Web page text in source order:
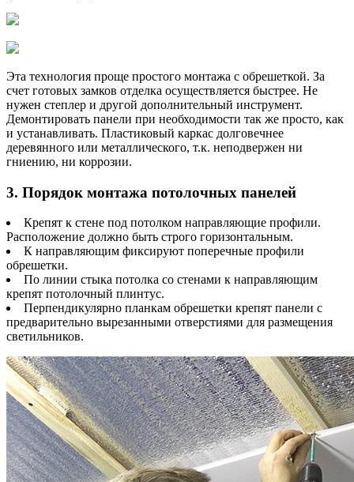
Эта технология проще простого монтажа с обрешеткой. За
счет готовых замков отделка осуществляется быстрее. Не
нужен степлер и другой дополнительный инструмент.
Демонтировать панели при необходимости так же просто, как
и устанавливать. Пластиковый каркас долговечнее
деревянного или металлического, т.к. неподвержен ни
гниению, ни коррозии.
3. Порядок монтажа потолочных панелей
Крепят к стене под потолком направляющие профили.
Расположение должно быть строго горизонтальным.
К направляющим фиксируют поперечные профили
обрешетки.
По линии стыка потолка со стенами к направляющим
крепят потолочный плинтус.
Перпендикулярно планкам обрешетки крепят панели с
предварительно вырезанными отверстиями для размещения
светильников.